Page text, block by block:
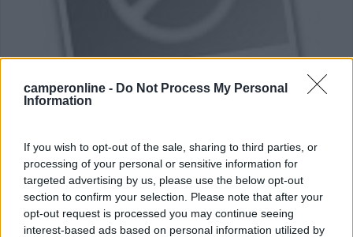
camperonline - Do Not Process My Personal
Information
If you wish to opt-out of the sale, sharing to third parties, or
processing of your personal or sensitive information for
targeted advertising by us, please use the below opt-out
section to confirm your selection. Please note that after your
opt-out request is processed you may continue seeing
interest-based ads based on personal information utilized by
Area di sosta (AA)
5,5 2
Servizi / Posizione